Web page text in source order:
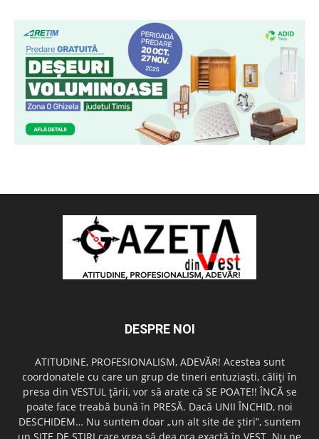
DESPRE NOI
ATITUDINE, PROFESIONALISM, ADEVĂR! Acestea sunt
coordonatele cu care un grup de tineri entuziaşti, căliţi în
presa din VESTUL ţării, vor să arate că SE POATE!! ÎNCĂ se
poate face treabă bună în PRESĂ. Dacă UNII ÎNCHID, noi
DESCHIDEM… Nu suntem doar „un alt site de ştiri”, suntem